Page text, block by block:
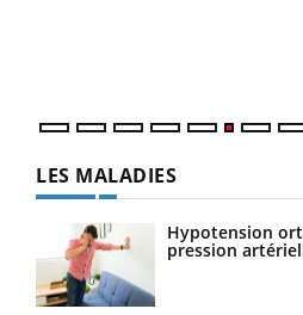
LES MALADIES
Hypotension
pression